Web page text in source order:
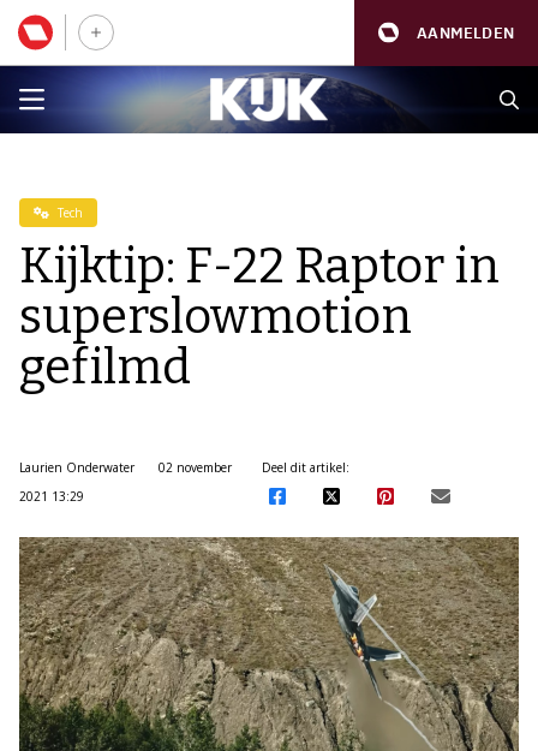
AANMELDEN
Tech
Kijktip: F-22 Raptor in
superslowmotion
gefilmd
Laurien Onderwater
02 november
2021 13:29
Deel dit artikel: